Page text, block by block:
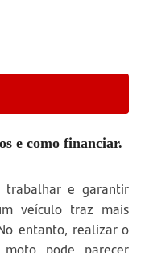
e como financiar.
trabalhar e garantir
veículo traz mais
entanto, realizar o
pode parecer